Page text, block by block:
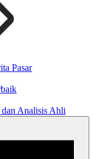
Pasar
Analisis Ahli